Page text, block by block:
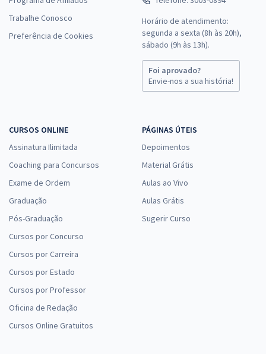
Trabalhe Conosco
Preferência de Cookies
Horário de atendimento:
segunda a sexta (8h às 20h),
sábado (9h às 13h).
Foi aprovado?
Envie-nos a sua história!
CURSOS ONLINE
Assinatura Ilimitada
Coaching para Concursos
Exame de Ordem
Graduação
Pós-Graduação
Cursos por Concurso
Cursos por Carreira
Cursos por Estado
Cursos por Professor
Oficina de Redação
Cursos Online Gratuitos
PÁGINAS ÚTEIS
Depoimentos
Material Grátis
Aulas ao Vivo
Aulas Grátis
Sugerir Curso